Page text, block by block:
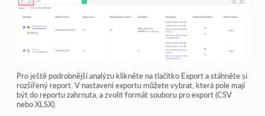
Pro ještě podrobnější analýzu klikněte na tlačítko Exporta stáhněte si
rozšířený report. V nastavení exportu můžete vybrat, která pole mají
být do reportu zahrnuta, a zvolit formát souboru pro export (CSV
nebo XLSX).